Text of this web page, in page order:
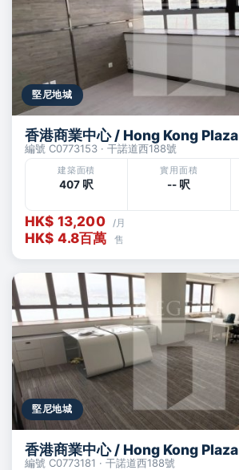
堅尼地城
香港商業中心 / Hong Kong Plaza
編號 C0773153 · 干諾道西188號
建築面積
407 呎
實用面積
-- 呎
HK$ 13,200 /月
HK$ 4.8百萬 售
堅尼地城
香港商業中心 / Hong Kong Plaza
編號 C0773181 · 干諾道西188號